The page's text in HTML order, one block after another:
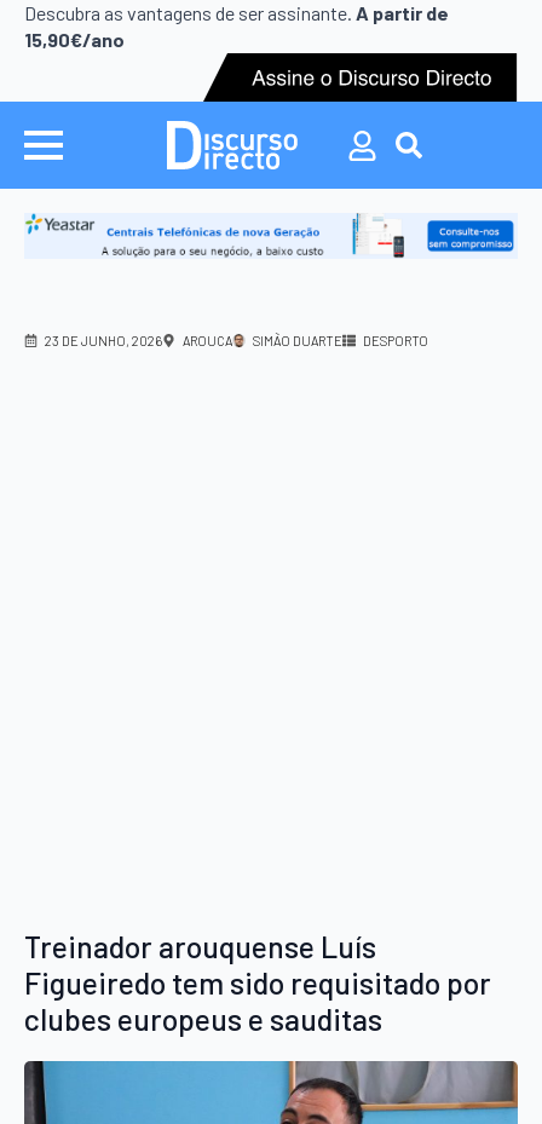
Descubra as vantagens de ser assinante. A partir de
15,90€/ano
Search
for:
Search
23 DE JUNHO, 2026 AROUCA SIMÃO DUARTE DESPORTO
Treinador arouquense Luís
Figueiredo tem sido requisitado por
clubes europeus e sauditas